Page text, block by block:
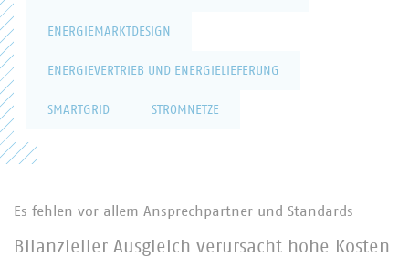
ENERGIEMARKTDESIGN
ENERGIEVERTRIEB UND ENERGIELIEFERUNG
SMARTGRID STROMNETZE
Es fehlen vor allem Ansprechpartner und Standards
Bilanzieller Ausgleich verursacht hohe Kosten